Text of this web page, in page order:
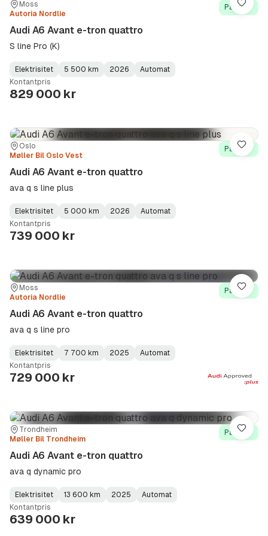
Sted:
Moss
Forhandler:
Autoria Nordlie
På lager
Audi A6 Avant e-tron quattro
S line Pro (K)
Fuel
Type:
Elektrisitet
Kilometerstand:
5 500 km
Model
Year:
2026
Gearbox
Type:
Automat
Kontantpris
829 000 kr
Lagre
Sted:
Oslo
Forhandler:
Møller Bil Oslo Vest
På lager
Audi A6 Avant e-tron quattro
ava q s line plus
Fuel
Type:
Elektrisitet
Kilometerstand:
5 000 km
Model
Year:
2026
Gearbox
Type:
Automat
Kontantpris
739 000 kr
Lagre
Sted:
Moss
Forhandler:
Autoria Nordlie
På lager
Audi A6 Avant e-tron quattro
ava q s line pro
Fuel
Type:
Elektrisitet
Kilometerstand:
7 700 km
Model
Year:
2025
Gearbox
Type:
Automat
Kontantpris
729 000 kr
Lagre
Sted:Trondheim
Forhandler:
Møller Bil Trondheim
På lager
Audi A6 Avant e-tron quattro
ava q dynamic pro
Fuel
Type:
Elektrisitet
Kilometerstand:
13 600 km
Model
Year:
2025
Gearbox
Type:
Automat
Kontantpris
639 000 kr
Lagre